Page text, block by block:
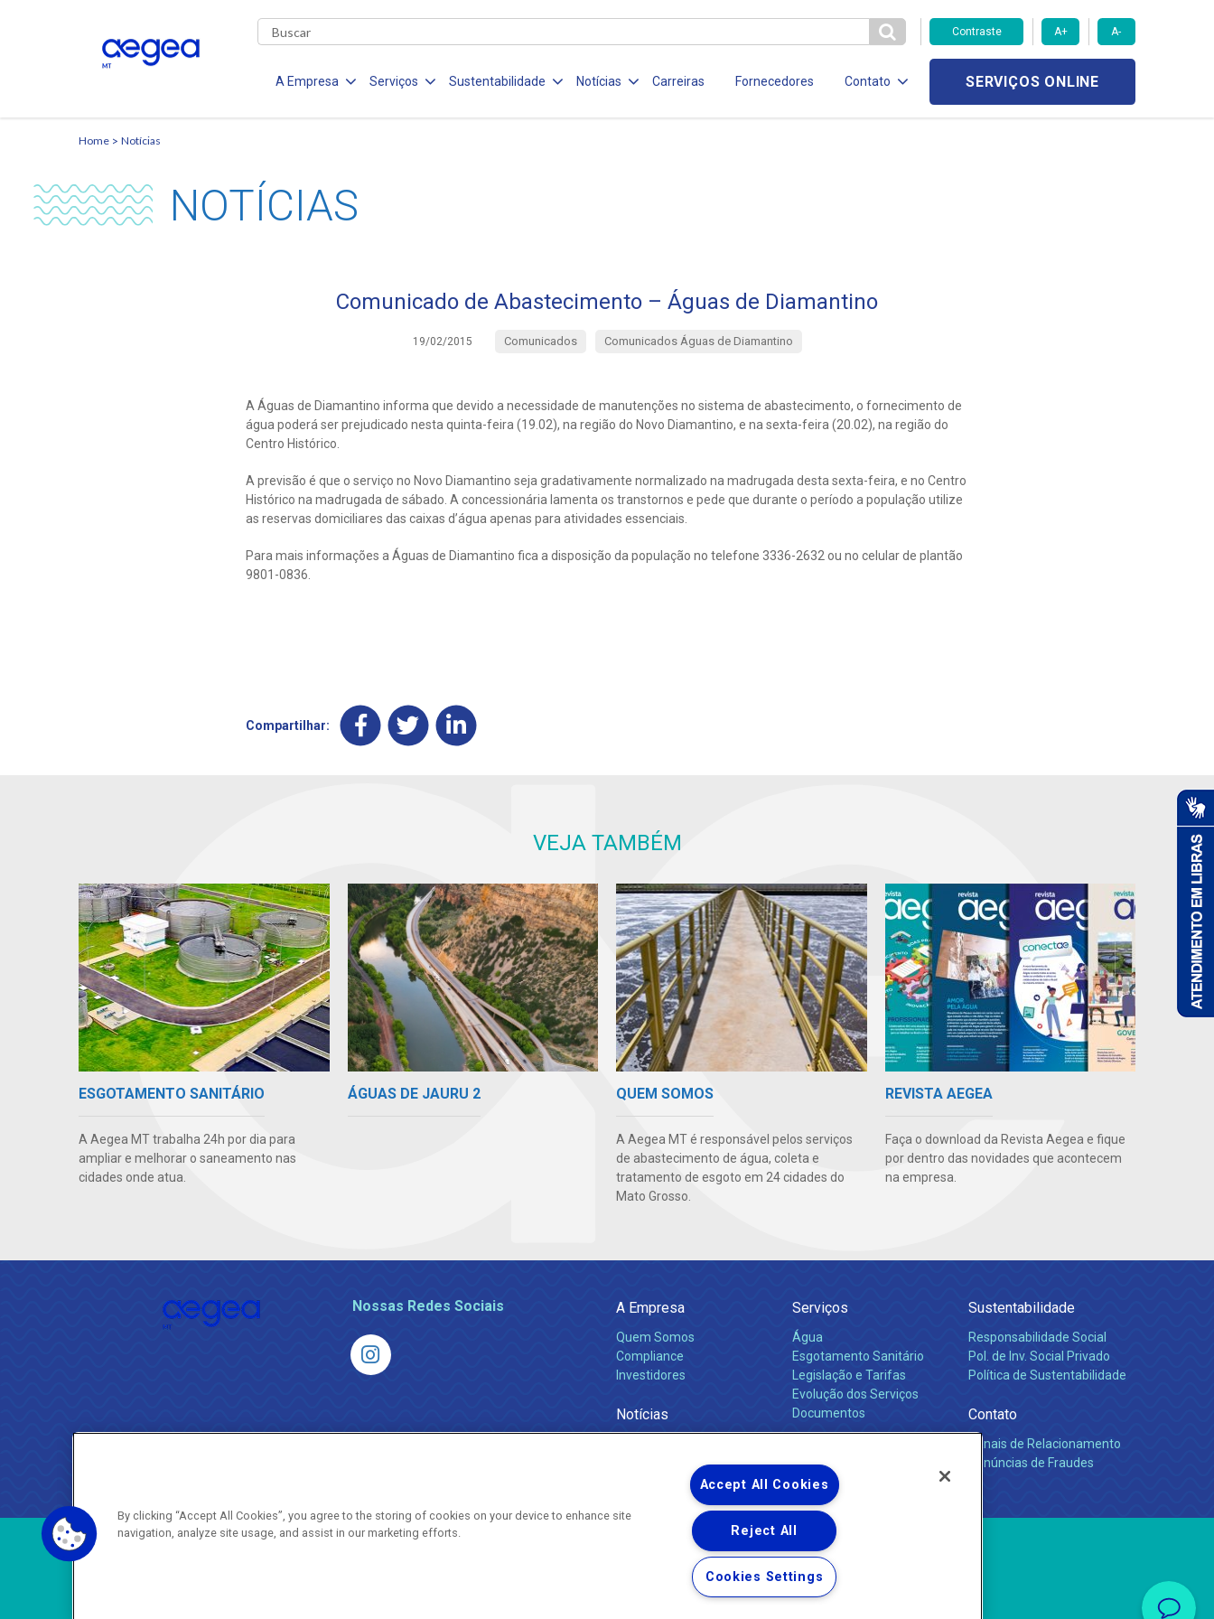
Contraste A+ A-
A Empresa Serviços Sustentabilidade Notícias Carreiras Fornecedores Contato SERVIÇOS ONLINE
Home Notícias
NOTÍCIAS
Comunicado de Abastecimento – Águas de Diamantino
19/02/2015 Comunicados Comunicados Águas de Diamantino
A Águas de Diamantino informa que devido a necessidade de manutenções no sistema de abastecimento, o fornecimento de
água poderá ser prejudicado nesta quinta-feira (19.02), na região do Novo Diamantino, e na sexta-feira (20.02), na região do
Centro Histórico.
A previsão é que o serviço no Novo Diamantino seja gradativamente normalizado na madrugada desta sexta-feira, e no Centro
Histórico na madrugada de sábado. A concessionária lamenta os transtornos e pede que durante o período a população utilize
as reservas domiciliares das caixas d’água apenas para atividades essenciais.
Para mais informações a Águas de Diamantino fica a disposição da população no telefone 3336-2632 ou no celular de plantão
9801-0836.
Compartilhar:
VEJA TAMBÉM
ESGOTAMENTO SANITÁRIO
A Aegea MT trabalha 24h por dia para
ampliar e melhorar o saneamento nas
cidades onde atua.
ÁGUAS DE JAURU 2 QUEM SOMOS
A Aegea MT é responsável pelos serviços
de abastecimento de água, coleta e
tratamento de esgoto em 24 cidades do
Mato Grosso.
REVISTA AEGEA
Faça o download da Revista Aegea e fique
por dentro das novidades que acontecem
na empresa.
Nossas Redes Sociais A Empresa
Quem Somos
Compliance
Investidores
Notícias
Serviços
Água
Esgotamento Sanitário
Legislação e Tarifas
Evolução dos Serviços
Documentos
Sustentabilidade
Responsabilidade Social
Pol. de Inv. Social Privado
Política de Sustentabilidade
Contato
Canais de Relacionamento
Denúncias de Fraudes
Copyright ® 2026 - Todos os Direitos Reservados.
By clicking “Accept All Cookies”, you agree to the storing of cookies on your device to enhance site
navigation, analyze site usage, and assist in our marketing efforts.
Accept All Cookies
Reject All
Cookies Settings